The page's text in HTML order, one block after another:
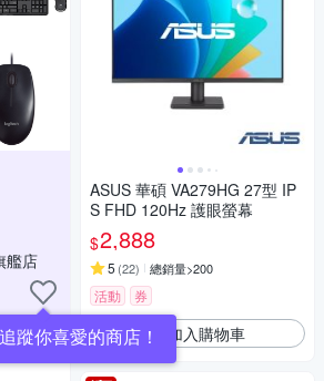
艦店
蹤你喜愛的商店！
ASUS 華碩 VA279HG 27型 IP
S FHD 120Hz 護眼螢幕
$2,888
5 (22) 總銷量>200
活動 券
加入購物車